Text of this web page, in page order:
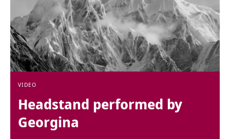
VIDEO
Headstand performed by
Georgina